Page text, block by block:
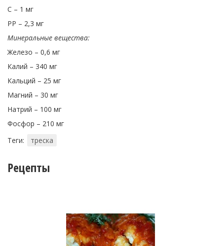
С – 1 мг
РР – 2,3 мг
Минеральные вещества:
Железо – 0,6 мг
Калий – 340 мг
Кальций – 25 мг
Магний – 30 мг
Натрий – 100 мг
Фосфор – 210 мг
Теги:
треска
Рецепты